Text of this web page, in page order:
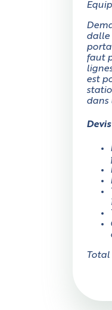
dalle
faut
est
dans
Total